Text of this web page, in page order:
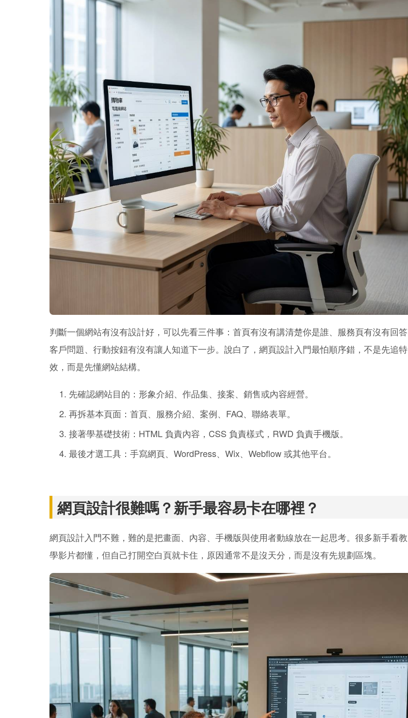
判斷一個網站有沒有設計好，可以先看三件事：首頁有沒有講清楚你是誰、服務頁有沒有回答
客戶問題、行動按鈕有沒有讓人知道下一步。說白了，網頁設計入門最怕順序錯，不是先追特
效，而是先懂網站結構。
先確認網站目的：形象介紹、作品集、接案、銷售或內容經營。
再拆基本頁面：首頁、服務介紹、案例、FAQ、聯絡表單。
接著學基礎技術：HTML 負責內容，CSS 負責樣式，RWD 負責手機版。
最後才選工具：手寫網頁、WordPress、Wix、Webflow 或其他平台。
網頁設計很難嗎？新手最容易卡在哪裡？
網頁設計入門不難，難的是把畫面、內容、手機版與使用者動線放在一起思考。很多新手看教
學影片都懂，但自己打開空白頁就卡住，原因通常不是沒天分，而是沒有先規劃區塊。